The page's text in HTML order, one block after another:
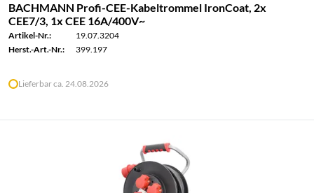
BACHMANN Profi-CEE-Kabeltrommel IronCoat, 2x
CEE7/3, 1x CEE 16A/400V~
Artikel-Nr.:
19.07.3204
Herst.-Art.-Nr.:
399.197
Lieferbar ca. 24.08.2026